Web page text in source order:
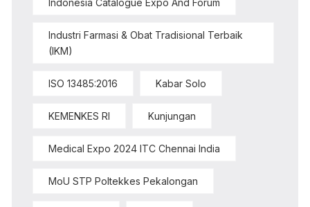
Indonesia Catalogue Expo And Forum
Industri Farmasi & Obat Tradisional Terbaik
(IKM)
ISO 13485:2016 Kabar Solo
KEMENKES RI Kunjungan
Medical Expo 2024 ITC Chennai India
MoU STP Poltekkes Pekalongan